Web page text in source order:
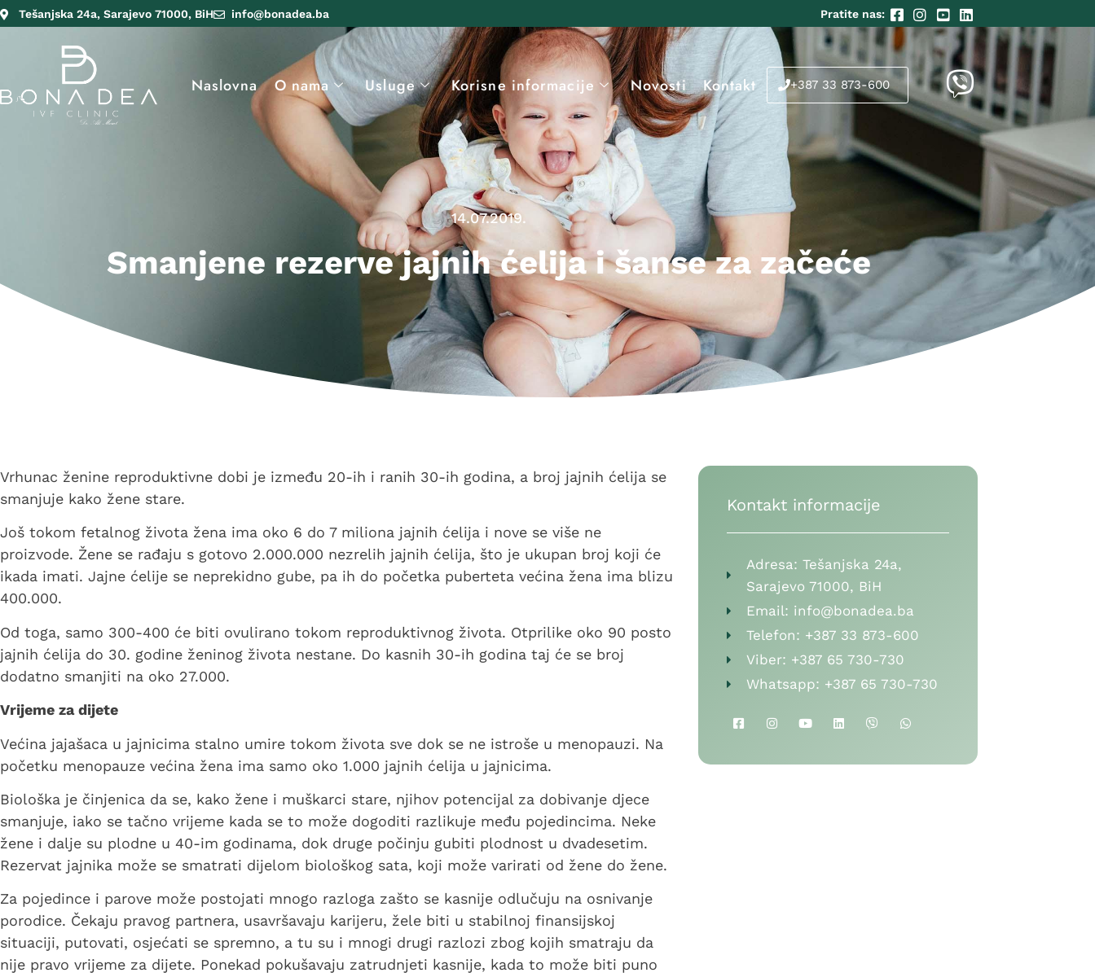
Tešanjska 24a, Sarajevo 71000, BiH info@bonadea.ba Pratite nas:
Naslovna O nama Usluge Korisne informacije Novosti Kontakt +387 33 873-600
14.07.2019.
Smanjene rezerve jajnih ćelija i šanse za začeće
Vrhunac ženine reproduktivne dobi je između 20-ih i ranih 30-ih godina, a broj jajnih ćelija se
smanjuje kako žene stare.
Još tokom fetalnog života žena ima oko 6 do 7 miliona jajnih ćelija i nove se više ne
proizvode. Žene se rađaju s gotovo 2.000.000 nezrelih jajnih ćelija, što je ukupan broj koji će
ikada imati. Jajne ćelije se neprekidno gube, pa ih do početka puberteta većina žena ima blizu
400.000.
Od toga, samo 300-400 će biti ovulirano tokom reproduktivnog života. Otprilike oko 90 posto
jajnih ćelija do 30. godine ženinog života nestane. Do kasnih 30-ih godina taj će se broj
dodatno smanjiti na oko 27.000.
Vrijeme za dijete
Većina jajašaca u jajnicima stalno umire tokom života sve dok se ne istroše u menopauzi. Na
početku menopauze većina žena ima samo oko 1.000 jajnih ćelija u jajnicima.
Biološka je činjenica da se, kako žene i muškarci stare, njihov potencijal za dobivanje djece
smanjuje, iako se tačno vrijeme kada se to može dogoditi razlikuje među pojedincima. Neke
žene i dalje su plodne u 40-im godinama, dok druge počinju gubiti plodnost u dvadesetim.
Rezervat jajnika može se smatrati dijelom biološkog sata, koji može varirati od žene do žene.
Za pojedince i parove može postojati mnogo razloga zašto se kasnije odlučuju na osnivanje
porodice. Čekaju pravog partnera, usavršavaju karijeru, žele biti u stabilnoj finansijskoj
situaciji, putovati, osjećati se spremno, a tu su i mnogi drugi razlozi zbog kojih smatraju da
nije pravo vrijeme za dijete. Ponekad pokušavaju zatrudnjeti kasnije, kada to može biti puno
Kontakt informacije
Adresa: Tešanjska 24a,
Sarajevo 71000, BiH
Email: info@bonadea.ba
Telefon: +387 33 873-600
Viber: +387 65 730-730
Whatsapp: +387 65 730-730